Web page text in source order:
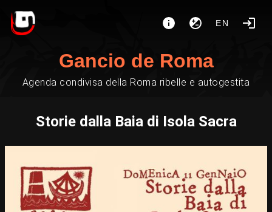
EN
Gancio de Roma
Agenda condivisa della Roma ribelle e autogestita
Storie dalla Baia di Isola Sacra